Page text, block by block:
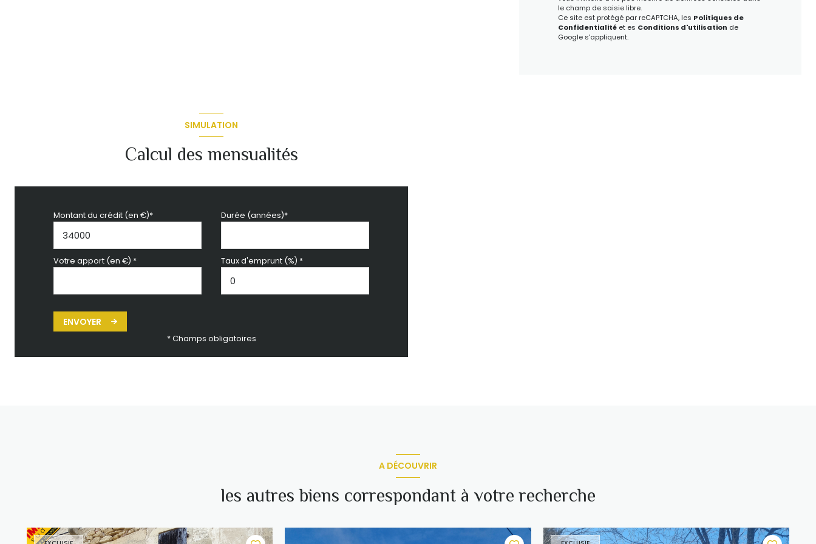
le champ de saisie libre.
Ce site est protégé par reCAPTCHA, les Politiques de
Confidentialitéet es Conditions d'utilisation de
Google s'appliquent.
SIMULATION
Calcul des mensualités
Montant du crédit (en €)* Durée (années)*
Votre apport (en €) * Taux d'emprunt (%) *
ENVOYER
* Champs obligatoires
A DÉCOUVRIR
les autres biens correspondant à votre recherche